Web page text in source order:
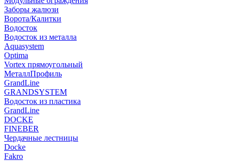
Заборы жалюзи
Ворота/Калитки
Водосток
Водосток из металла
Aquasystem
Optima
Vortex прямоугольный
МеталлПрофиль
GrandLine
GRANDSYSTEM
Водосток из пластика
GrandLine
DOCKE
FINEBER
Чердачные лестницы
Docke
Fakro